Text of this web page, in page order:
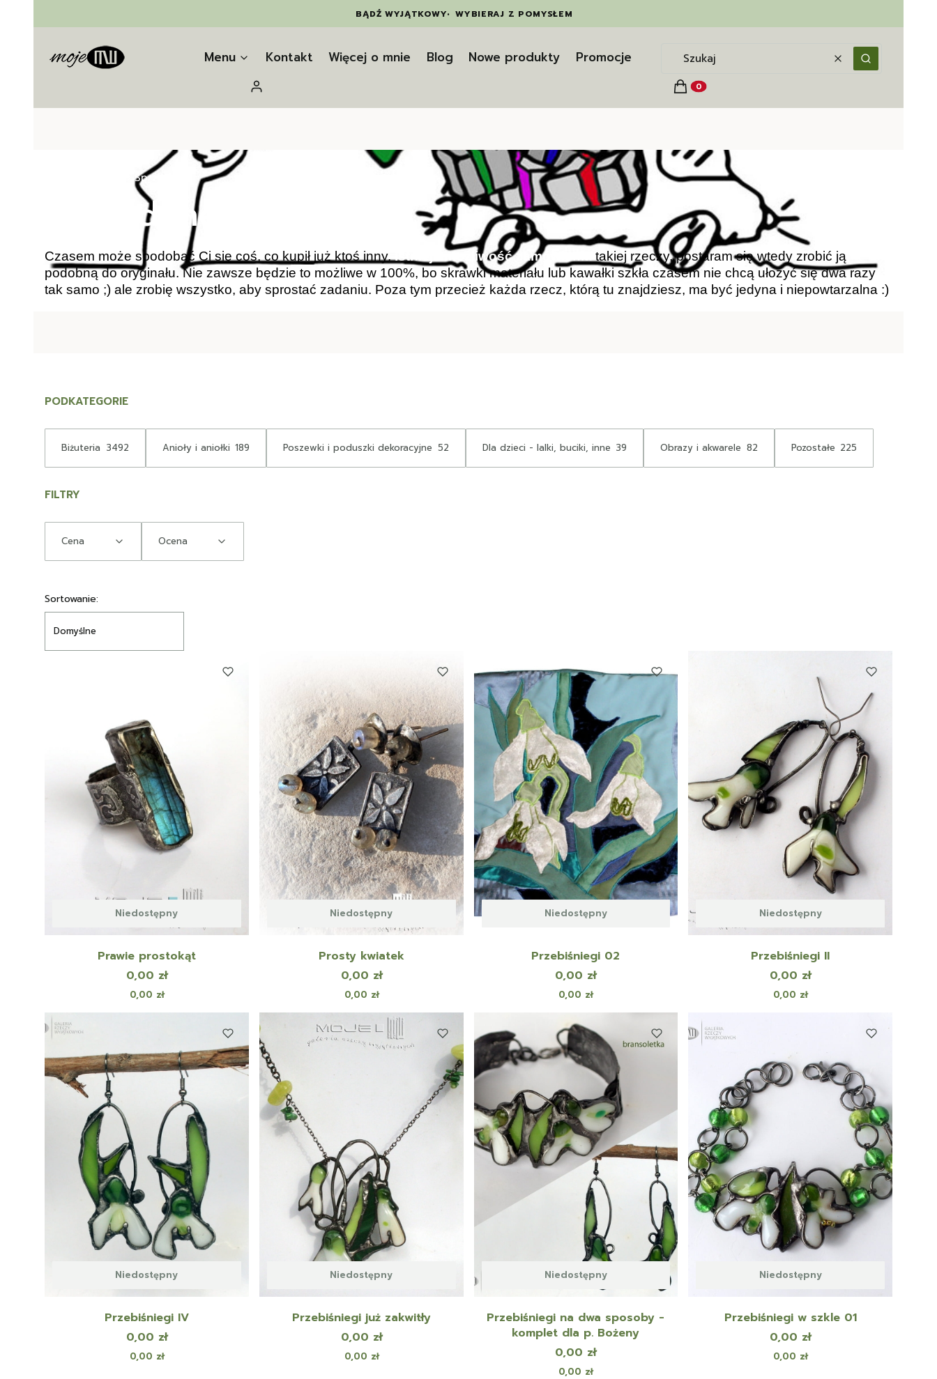
BĄDŹ WYJĄTKOWY• WYBIERAJ Z POMYSŁEM
Menu Kontakt Więcej o mnie Blog Nowe produkty Promocje WyczyśćSzukaj
Zaloguj się Produkty w koszyku: 0. Zobacz szczegóły
Koszyk
Sprzedane
Sprzedane
Czasem może spodobać Ci się coś, co kupił już ktoś inny.Istnieje możliwość zamówienia
takiej rzeczy, postaram się wtedy zrobić ją
podobną do oryginału. Nie zawsze będzie to możliwe w 100%, bo skrawki materiału lub kawałki szkła czasem nie chcą ułożyć się dwa razy
tak samo ;) ale zrobię wszystko, aby sprostać zadaniu. Poza tym przecież każda rzecz, którą tu znajdziesz, ma być jedyna i niepowtarzalna :)
PODKATEGORIE
Biżuteria 3492 Anioły i aniołki 189 Poszewki i poduszki dekoracyjne 52 Dla dzieci - lalki, buciki, inne 39 Obrazy i akwarele 82 Pozostałe 225
FILTRY
Cena Ocena
Lista produktów
Sortowanie:
Domyślne
Niedostępny
Prawie prostokąt
Cena
0,00 zł
Cena
0,00 zł
Niedostępny
Prosty kwiatek
Cena
0,00 zł
Cena
0,00 zł
Niedostępny
Przebiśniegi 02
Cena
0,00 zł
Cena
0,00 zł
Niedostępny
Przebiśniegi II
Cena
0,00 zł
Cena
0,00 zł
Niedostępny
Przebiśniegi IV
Cena
0,00 zł
Cena
0,00 zł
Niedostępny
Przebiśniegi już zakwitły
Cena
0,00 zł
Cena
0,00 zł
Niedostępny
Przebiśniegi na dwa sposoby -
komplet dla p. Bożeny
Cena
0,00 zł
Cena
0,00 zł
Niedostępny
Przebiśniegi w szkle 01
Cena
0,00 zł
Cena
0,00 zł